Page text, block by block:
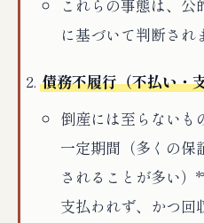
これらの事態は、
に基づいて判断され
債務不履行（不払い・
倒産には至らないも
一定期間（多くの保
されることが多い
支払われず、かつ回